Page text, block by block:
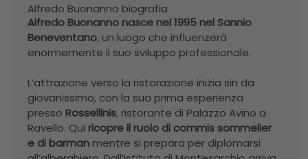
Alfredo Buonanno biografia
Alfredo Buonanno nasce nel 1995 nel Sannio
Beneventano, un luogo che influenzerà
enormemente il suo sviluppo professionale.
L’attrazione verso la ristorazione inizia sin da
giovanissimo, con la sua prima esperienza
presso Rossellinis, ristorante di Palazzo Avino a
Ravello. Qui ricopre il ruolo di commis sommelier
e di barman mentre si prepara per diplomarsi